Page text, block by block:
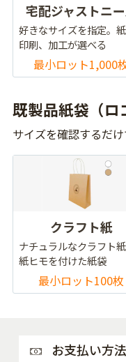
宅配ジャストニ
好きなサイズを指定。紙
印刷、加工が選べる
最小ロット1,000
既製品紙袋（ロ
サイズを確認するだ
クラフト紙
ナチュラルなクラフト
紙ヒモを付けた紙袋
最小ロット100枚
お支払い方法